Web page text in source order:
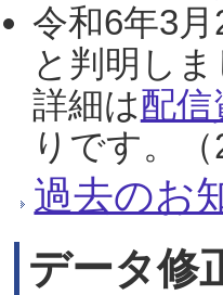
令和6年3
と判明し
詳細は配信
りです。（
過去のお
データ修